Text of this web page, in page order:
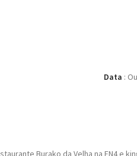
Data :
Burako da Velha na EN4 e